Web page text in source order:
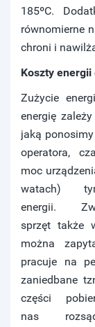
185ºC.
równomierne
chroni i
Koszty
Zużycie
energię
jaką
operatora,
moc
watach)
energii.
sprzęt także
można
pracuje na
zaniedbane
części
nas